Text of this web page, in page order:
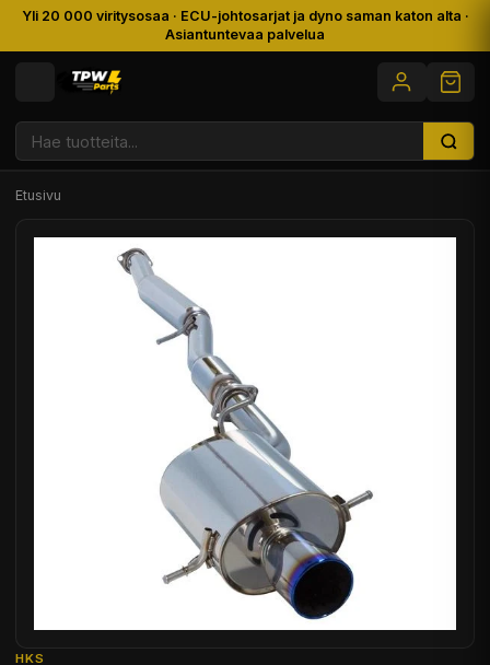
Yli 20 000 viritysosaa · ECU-johtosarjat ja dyno saman katon alta ·
Asiantuntevaa palvelua
Etusivu
HKS